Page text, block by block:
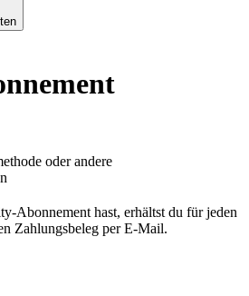
oder andere
Abonnement hast, erhältst du für jeden
Zahlungsbeleg per E-Mail.